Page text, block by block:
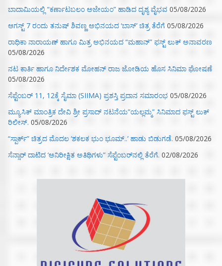
ಬಾದಾಮಿಯಲ್ಲಿ “ಕರ್ಣಾಟಬಲಂ ಅಜೇಯಂ” ಹಾಡಿದ ದೃಶ್ಯ ವೈಭವ 05/08/2026
ಆಗಸ್ಟ್ 7 ರಂದು ತನುಷ್ ಶಿವಣ್ಣ ಅಭಿನಯದ ‘ಬಾಸ್’ ಚಿತ್ರ ತೆರೆಗೆ 05/08/2026
ರಾಧಿಕಾ ನಾರಾಯಣ್ ಹಾಗೂ ಮಿತ್ರ ಅಭಿನಯದ “ಮಹಾನ್” ಫಸ್ಟ್ ಲುಕ್ ಅನಾವರಣ
05/08/2026
ನಟ ಕಾರ್ತಿ ಹಾಗೂ ನಿರ್ದೇಶಕ ಮೋಹನ್ ರಾಜ ಜೋಡಿಯ ಹೊಸ ಸಿನಿಮಾ ಘೋಷಣೆ
05/08/2026
ಸೆಪ್ಟೆಂಬರ್ 11, 12ಕ್ಕೆ ಸೈಮಾ (SIIMA) ಪ್ರಶಸ್ತಿ ಪ್ರದಾನ ಸಮಾರಂಭ 05/08/2026
ಮ್ಯೂಸಿಕ್‌ ಮಾಂತ್ರಿಕ ದೇವಿ ಶ್ರೀ ಪ್ರಸಾದ್ ನಟನೆಯ”ಯಲ್ಲಮ್ಮ” ಸಿನಿಮಾದ ಫಸ್ಟ್‌ ಲುಕ್‌
ರಿಲೀಸ್. 05/08/2026
“ಸ್ಪಾರ್ಕ್” ಚಿತ್ರದ ಮೊದಲ‌ ‘ಶಕಲಕ ಭುಂ‌ ಭೂಮ್..’ ಹಾಡು ಬಿಡುಗಡೆ. 05/08/2026
ಸೆನ್ಸಾರ್ ದಾಟಿದ ‘ಅನಿರೀಕ್ಷಿತ ಅತಿಥಿಗಳು” ಸೆಪ್ಟೆಂಬರ್‌ನಲ್ಲಿ ತೆರೆಗೆ. 02/08/2026